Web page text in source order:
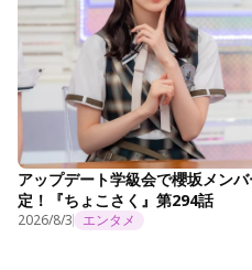
アップデート学級会で櫻坂メン
定！『ちょこさく』第294話
2026/8/3 エンタメ